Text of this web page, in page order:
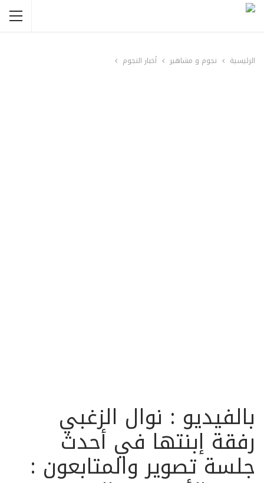
الرئيسية نجوم و مشاهير أخبار النجوم
بالفيديو : نوال الزغبي
رفقة إبنتها في أحدث
جلسة تصوير والمتابعون :